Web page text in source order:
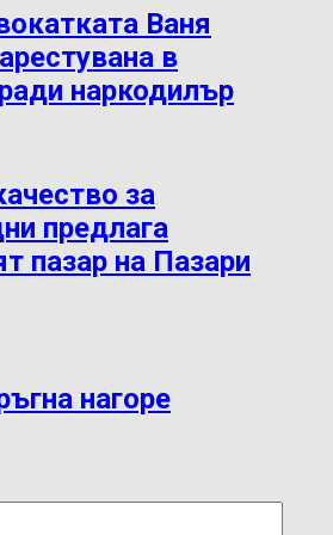
Ваня
в
наркодилър
за
предлага
пазар на Пазари
нагоре